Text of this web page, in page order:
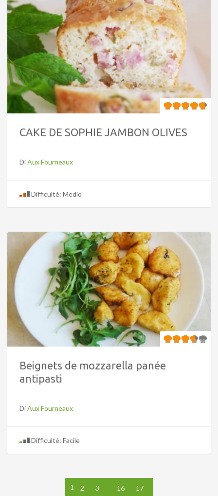
CAKE DE SOPHIE JAMBON OLIVES
DiAux Fourneaux
Difficulté: Medio
Beignets de mozzarella panée
antipasti
DiAux Fourneaux
Difficulté: Facile
1 2 3 16 17